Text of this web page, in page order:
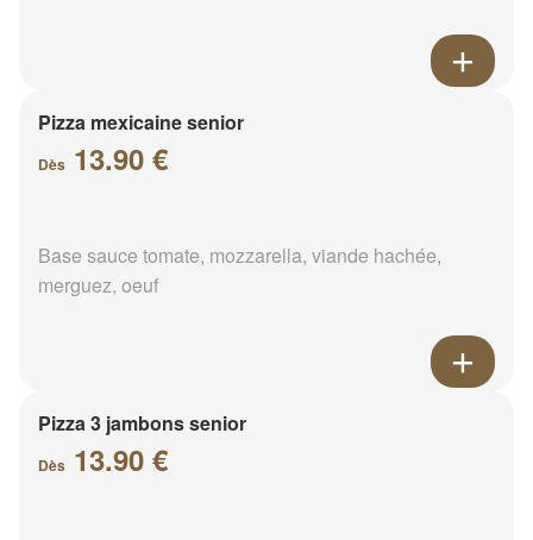
Pizza mexicaine senior
Dès 13.90 €
Base sauce tomate, mozzarella, viande hachée,
merguez, oeuf
Pizza 3 jambons senior
Dès 13.90 €